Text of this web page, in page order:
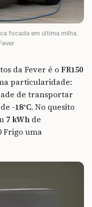
focada em última milha.
da Fever é oFR150
particularidade:
de transportar
-18°C. No quesito
7 kWh de
Frigo uma